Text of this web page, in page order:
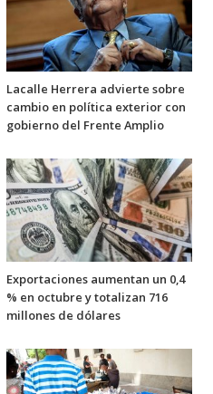
Lacalle Herrera advierte sobre
cambio en política exterior con
gobierno del Frente Amplio
Exportaciones aumentan un 0,4
% en octubre y totalizan 716
millones de dólares